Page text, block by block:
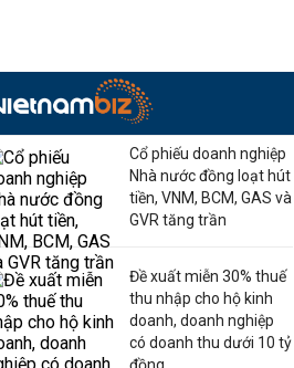
Cổ phiếu doanh nghiệp
Nhà nước đồng loạt hút
tiền, VNM, BCM, GAS và
GVR tăng trần
Đề xuất miễn 30% thuế
thu nhập cho hộ kinh
doanh, doanh nghiệp
có doanh thu dưới 10 tỷ